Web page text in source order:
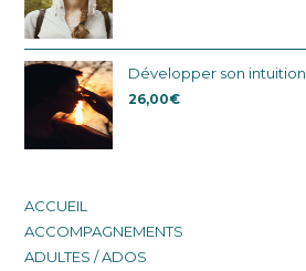
Développer son intuition
26,00€
ACCUEIL
ACCOMPAGNEMENTS
ADULTES / ADOS